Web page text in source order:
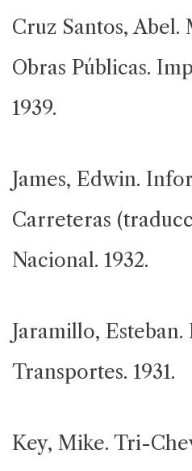
Cruz Santos, Abel.
Obras Públicas.
1939.
James, Edwin.
Carreteras
Nacional. 1932.
Jaramillo, Esteban.
Transportes. 1931.
Key, Mike. Tri-